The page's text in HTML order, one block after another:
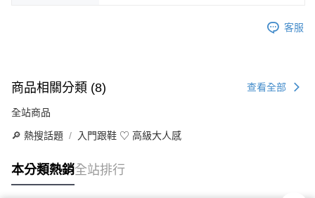
客服
商品相關分類 (8) 查看全部
全站商品
🔎 熱搜話題 入門跟鞋 ♡ 高級大人感
本分類熱銷全站排行